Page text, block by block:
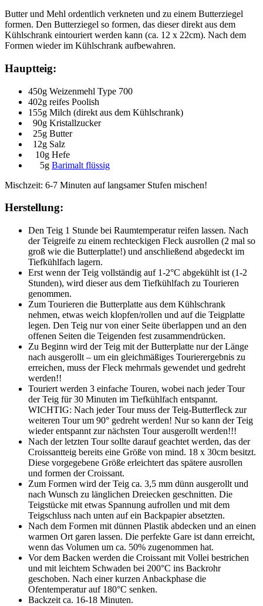
Butter und Mehl ordentlich verkneten und zu einem Butterziegel
formen. Den Butterziegel so formen, das dieser direkt aus dem
Kühlschrank eintouriert werden kann (ca. 12 x 22cm). Nach dem
Formen wieder im Kühlschrank aufbewahren.
Hauptteig:
450g Weizenmehl Type 700
402g reifes Poolish
155g Milch (direkt aus dem Kühlschrank)
90g Kristallzucker
25g Butter
12g Salz
10g Hefe
5g Barimalt flüssig
Mischzeit: 6-7 Minuten auf langsamer Stufen mischen!
Herstellung:
Den Teig 1 Stunde bei Raumtemperatur reifen lassen. Nach
der Teigreife zu einem rechteckigen Fleck ausrollen (2 mal so
groß wie die Butterplatte!) und anschließend abgedeckt im
Tiefkühlfach lagern.
Erst wenn der Teig vollständig auf 1-2°C abgekühlt ist (1-2
Stunden), wird dieser aus dem Tiefkühlfach zu Tourieren
genommen.
Zum Tourieren die Butterplatte aus dem Kühlschrank
nehmen, etwas weich klopfen/rollen und auf die Teigplatte
legen. Den Teig nur von einer Seite überlappen und an den
offenen Seiten die Teigenden fest zusammendrücken.
Zu Beginn wird der Teig mit der Butterplatte nur der Länge
nach ausgerollt – um ein gleichmäßiges Tourierergebnis zu
erreichen, muss der Fleck mehrmals gewendet und gedreht
werden!!
Touriert werden 3 einfache Touren, wobei nach jeder Tour
der Teig für 30 Minuten im Tiefkühlfach entspannt.
WICHTIG: Nach jeder Tour muss der Teig-Butterfleck zur
weiteren Tour um 90° gedreht werden! Nur so kann der Teig
wieder entspannt zur nächsten Tour ausgerollt werden!!!
Nach der letzten Tour sollte darauf geachtet werden, das der
Croissantteig bereits eine Größe von mind. 18 x 30cm besitzt.
Diese vorgegebene Größe erleichtert das spätere ausrollen
und formen der Croissant.
Zum Formen wird der Teig ca. 3,5 mm dünn ausgerollt und
nach Wunsch zu länglichen Dreiecken geschnitten. Die
Teigstücke mit etwas Spannung aufrollen und mit dem
Teigschluss nach unten auf ein Backpapier absetzten.
Nach dem Formen mit dünnen Plastik abdecken und an einen
warmen Ort garen lassen. Die perfekte Gare ist dann erreicht,
wenn das Volumen um ca. 50% zugenommen hat.
Vor dem Backen werden die Croissant mit Vollei bestrichen
und mit leichtem Schwaden bei 200°C ins Backrohr
geschoben. Nach einer kurzen Anbackphase die
Ofentemperatur auf 180°C senken.
Backzeit ca. 16-18 Minuten.